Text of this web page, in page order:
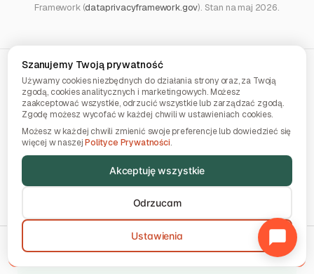
Framework (dataprivacyframework.gov). Stan na maj 2026.
Co wolnowrzucać do AI
Najważniejsze: dane z czerwonej kolumny nie są
zakazane w ogóle. One po prostu nie mogą trafić na
darmowe ani konsumenckie konto. Na koncie
biznesowym, Enterprise albo w chmurze UE z umową
o ochronie danych możesz przetwarzać też dane
Wybierz model AI
Szanujemy Twoją prywatność
Używamy cookies niezbędnych do działania strony oraz, za Twoją
zgodą, cookies analitycznych i marketingowych. Możesz
zaakceptować wszystkie, odrzucić wszystkie lub zarządzać zgodą.
Zgodę możesz wycofać w każdej chwili w ustawieniach cookies.
Możesz w każdej chwili zmienić swoje preferencje lub dowiedzieć się
więcej w naszejPolityce Prywatności.
Akceptuję wszystkie
Odrzucam
Ustawienia